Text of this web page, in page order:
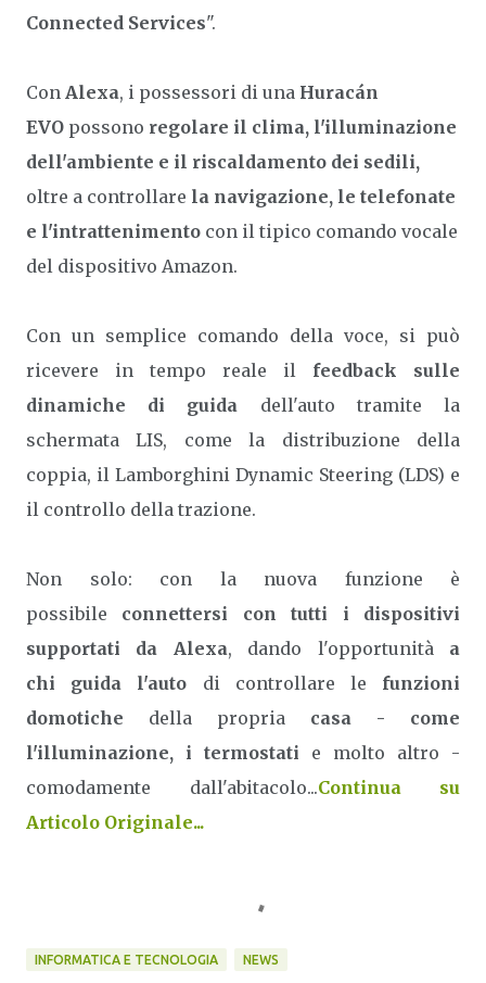
Connected Services".
Con Alexa, i possessori di una Huracán
EVO possono regolare il clima, l'illuminazione
dell'ambiente e il riscaldamento dei sedili,
oltre a controllare la navigazione, le telefonate
e l'intrattenimento con il tipico comando vocale
del dispositivo Amazon.
Con un semplice comando della voce, si può
ricevere in tempo reale il feedback sulle
dinamiche di guida dell'auto tramite la
schermata LIS, come la distribuzione della
coppia, il Lamborghini Dynamic Steering (LDS) e
il controllo della trazione.
Non solo: con la nuova funzione è
possibile connettersi con tutti i dispositivi
supportati da Alexa, dando l'opportunità a
chi guida l'auto di controllare le funzioni
domotiche della propria casa - come
l'illuminazione, i termostati e molto altro -
comodamente dall'abitacolo...Continua su
Articolo Originale...
INFORMATICA E TECNOLOGIA NEWS